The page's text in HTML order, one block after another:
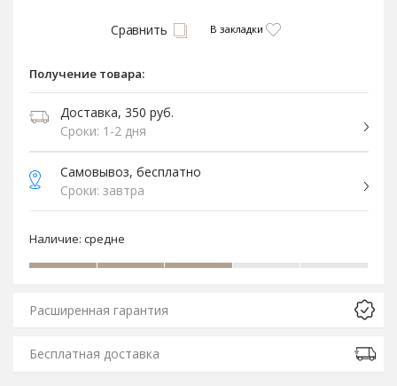
Сравнить В закладки
Получение товара:
Доставка, 350 руб.
Сроки: 1-2 дня
Самовывоз, бесплатно
Сроки: завтра
Наличие: средне
Расширенная гарантия
Бесплатная доставка